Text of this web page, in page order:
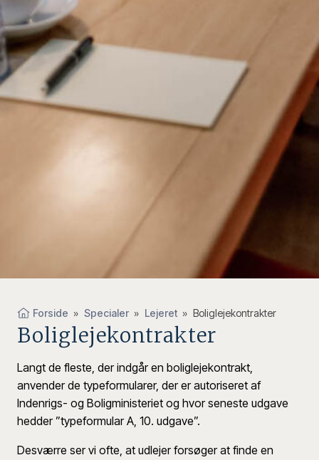
Forside » Specialer » Lejeret » Boliglejekontrakter
Boliglejekontrakter
Langt de fleste, der indgår en boliglejekontrakt,
anvender de typeformularer, der er autoriseret af
Indenrigs- og Boligministeriet og hvor seneste udgave
hedder ”typeformular A, 10. udgave”.
Desværre ser vi ofte, at udlejer forsøger at finde en